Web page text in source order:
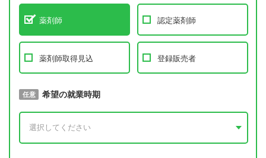
薬剤師 認定薬剤師
薬剤師取得見込 登録販売者
必須 取得予定年
任意 希望の就業時期